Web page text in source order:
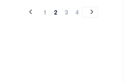
1 2 3 4